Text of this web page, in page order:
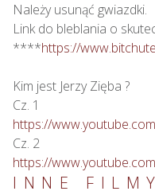
Należy usunąć gwiazdki.
Link do bleblania o
****https://
Kim jest Jerzy Zięba ?
https://
https://
INNE FILMY